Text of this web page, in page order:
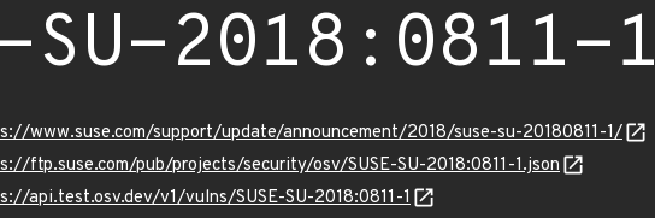
SU-2018:0811-1
www.suse.com/support/update/announcement/2018/suse-su-20180811-1/
ftp.suse.com/pub/projects/security/osv/SUSE-SU-2018:0811-1.json
api.test.osv.dev/v1/vulns/SUSE-SU-2018:0811-1